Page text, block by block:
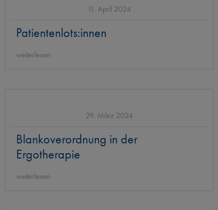
11. April 2024
Patientenlots:innen
weiterlesen
29. März 2024
Blankoverordnung in der
Ergotherapie
weiterlesen